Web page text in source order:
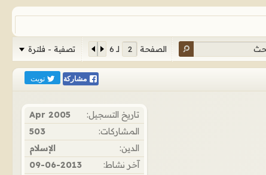
الصفحة لـ 6 تصفية - فلترة
مشاركة تويت
تاريخ التسجيل:
Apr 2005
المشاركات:
503
الدين:
الإسلام
آخر نشاط:
09-06-2013